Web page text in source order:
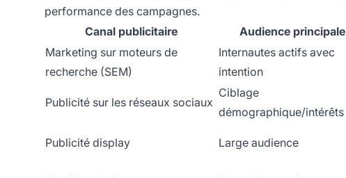
performance des campagnes.
Canal publicitaire
Audience principale
Marketing sur moteurs de
recherche (SEM)
Internautes actifs avec
intention
Publicité sur les réseaux sociaux
Ciblage
démographique/intérêts
Publicité display Large audience